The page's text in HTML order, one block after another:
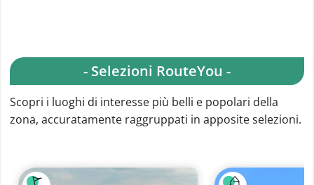
- Selezioni RouteYou -
Scopri i luoghi di interesse più belli e popolari della
zona, accuratamente raggruppati in apposite selezioni.